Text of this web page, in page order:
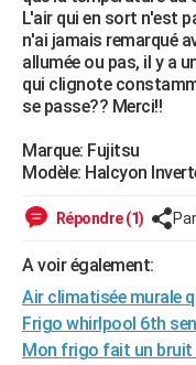
Guides de France
Escapades
Patrimoine
Expositions
Musées
Week-end nature
LIFESTYLE
Art de vivre
Bien-être
Loisirs
Mode
Modes de vie
SANTE
Alimentation
Guide de la santé
Maladies
Médicaments
Sommeil
Destinations
City break
Voyage nature
Voyage de noces
Forum
Climat
+PHOTO
GUIDES D'ACHAT
BONS PLANS
CARTE DE VOEUX
Carte de Noël
Carte Bonne année
Carte Saint-Valentin
Carte Pâques
Carte d'anniversaire
DICTIONNAIRE
L'air qui en sort n'est
n'ai jamais remarqué
allumée ou pas, il y a
qui clignote
se passe?? Merci!!
Marque: Fujitsu
Modèle: Halcyon
Répondre (1)
A voir également:
Air climatisée murale
Frigo whirlpool 6th
Mon frigo fait un bruit